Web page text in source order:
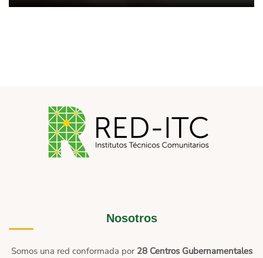
Nosotros
Somos una red conformada por 28 Centros Gubernamentales